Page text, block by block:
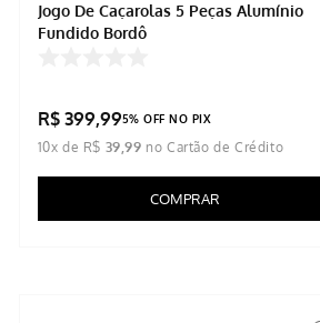
Jogo De Caçarolas 5 Peças Alumínio
Fundido Bordô
R$ 399,995% OFF NO PIX
10x de R$ 39,99
COMPRAR